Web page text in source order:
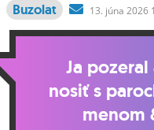
Buzolat 13. júna 2026
Ja
nosiť s
menom